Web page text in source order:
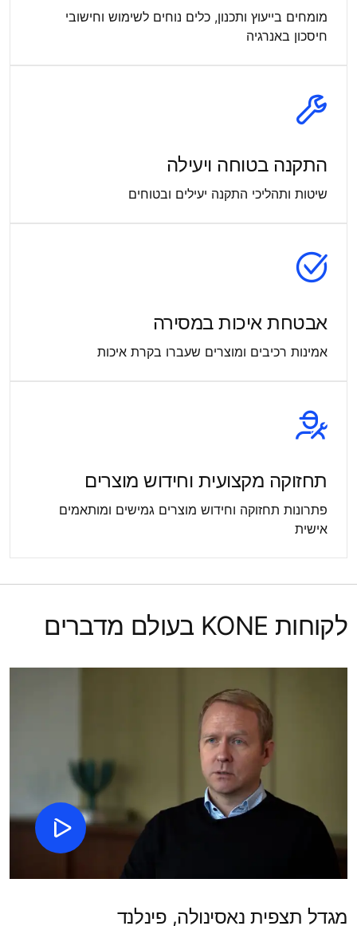
מומחים בייעוץ ותכנון, כלים נוחים לשימוש וחישובי
חיסכון באנרגיה
התקנה בטוחה ויעילה
שיטות ותהליכי התקנה יעילים ובטוחים
אבטחת איכות במסירה
אמינות רכיבים ומוצרים שעברו בקרת איכות
תחזוקה מקצועית וחידוש מוצרים
פתרונות תחזוקה וחידוש מוצרים גמישים ומותאמים
אישית
לקוחות KONE בעולם מדברים
מגדל תצפית נאסינולה, פינלנד